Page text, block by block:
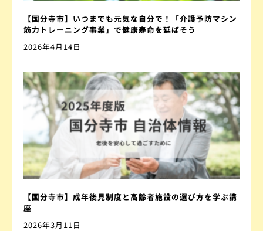
【国分寺市】いつまでも元気な自分で！「介護予防マシン
筋力トレーニング事業」で健康寿命を延ばそう
2026年4月14日
【国分寺市】成年後見制度と高齢者施設の選び方を学ぶ講
座
2026年3月11日